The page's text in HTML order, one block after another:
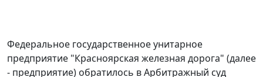
Федеральное государственное унитарное
предприятие "Красноярская железная дорога" (далее
- предприятие) обратилось в Арбитражный суд